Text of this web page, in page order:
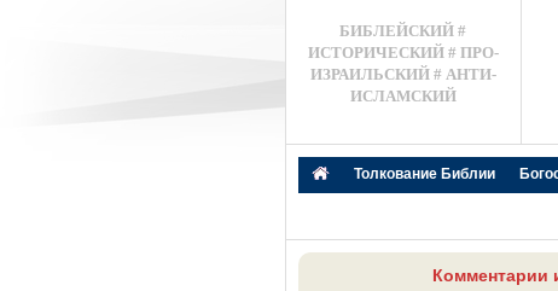
БИБЛЕЙСКИЙ #
ИСТОРИЧЕСКИЙ # ПРО-
ИЗРАИЛЬСКИЙ # АНТИ-
ИСЛАМСКИЙ
Толкование Библии
Комментарии